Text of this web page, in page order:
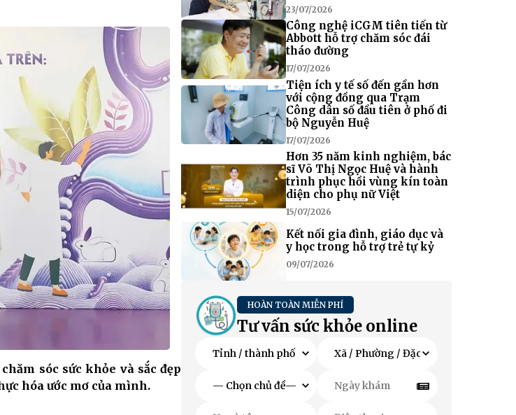
sóc sức khỏe và sắc đẹp
hóa ước mơ của mình.
23/07/2026
Công nghệ iCGM tiên tiến từ
Abbott hỗ trợ chăm sóc đái
tháo đường
17/07/2026
Tiện ích y tế số đến gần hơn
với cộng đồng qua Trạm
Công dân số đầu tiên ở phố đi
bộ Nguyễn Huệ
17/07/2026
Hơn 35 năm kinh nghiệm, bác
sĩ Võ Thị Ngọc Huệ và hành
trình phục hồi vùng kín toàn
diện cho phụ nữ Việt
15/07/2026
Kết nối gia đình, giáo dục và
y học trong hỗ trợ trẻ tự kỷ
09/07/2026
HOÀN TOÀN MIỄN PHÍ
Tư vấn sức khỏe online